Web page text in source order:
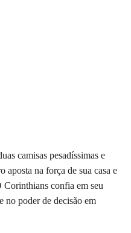
camisas pesadíssimas e
aposta na força de sua casa e
Corinthians confia em seu
no poder de decisão em